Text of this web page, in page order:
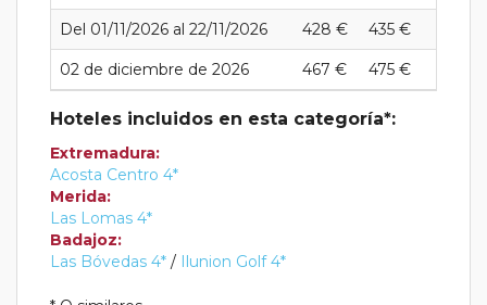
Del 01/11/2026 al 22/11/2026 428 € 435 €
02 de diciembre de 2026 467 € 475 €
Hoteles incluidos en esta categoría*:
Extremadura:
Acosta Centro 4*
Merida:
Las Lomas 4*
Badajoz:
Las Bóvedas 4* / Ilunion Golf 4*